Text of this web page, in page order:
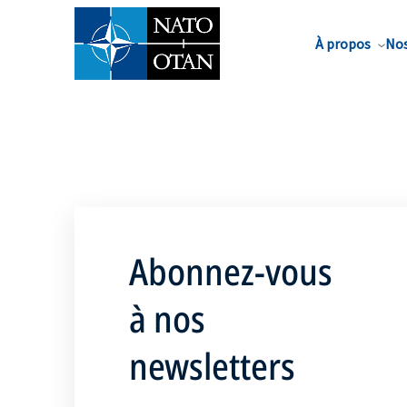
À propos
Nom de famille*
Abonnez-vous
à nos
newsletters